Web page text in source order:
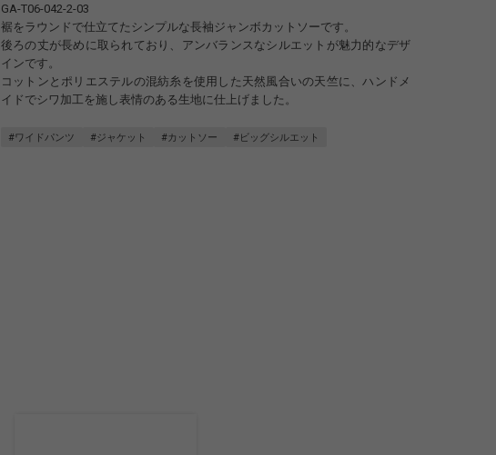
GA-T06-042-2-03
裾をラウンドで仕立てたシンプルな長袖ジャンボカットソーです。
後ろの丈が長めに取られており、アンバランスなシルエットが魅力的なデザ
インです。
コットンとポリエステルの混紡糸を使用した天然風合いの天竺に、ハンドメ
イドでシワ加工を施し表情のある生地に仕上げました。
#ワイドパンツ #ジャケット #カットソー #ビッグシルエット